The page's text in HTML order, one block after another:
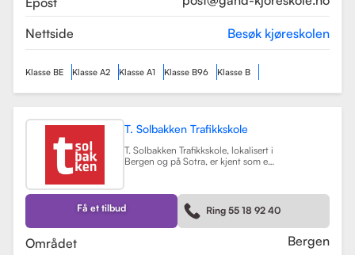
Nettside Besøk kjøreskolen
Klasse BE Klasse A2 Klasse A1 Klasse B96 Klasse B
T. Solbakken Trafikkskole
T. Solbakken Trafikkskole, lokalisert i
Bergen og på Sotra, er kjent som en
Skolen tilbyr et bredt spekter av
førerkortklasser, inkludert klasse B
for personbil, klasse A, A1, og A2 for
motorsykler, samt klasse BE og B96
Få et tilbud Ring 55 18 92 40
Området
Bergen